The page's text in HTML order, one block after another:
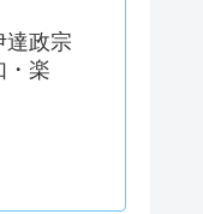
達政宗
・楽